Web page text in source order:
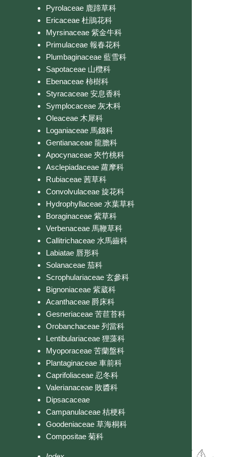
Pyrolaceae 鹿蹄草科
Ericaceae 杜鵑花科
Myrsinaceae 紫金牛科
Primulaceae 報春花科
Plumbaginaceae 藍雪科
Sapotaceae 山欖科
Ebenaceae 柿樹科
Styracaceae 安息香科
Symplocaceae 灰木科
Oleaceae 木犀科
Loganiaceae 馬錢科
Gentianaceae 龍膽科
Apocynaceae 夾竹桃科
Asclepiadaceae 蘿摩科
Rubiaceae 茜草科
Convolvulaceae 旋花科
Hydrophyllaceae 水葉草科
Boraginaceae 紫草科
Verbenaceae 馬鞭草科
Callitrichaceae 水馬齒科
Labiatae 唇形科
Solanaceae 茄科
Scrophulariaceae 玄參科
Bignoniaceae 紫葳科
Acanthaceae 爵床科
Gesneriaceae 苦苣苔科
Orobanchaceae 列當科
Lentibulariaceae 狸藻科
Myoporaceae 苦蘭盤科
Plantaginaceae 車前科
Caprifoliaceae 忍冬科
Valerianaceae 敗醬科
Dipsacaceae
Campanulaceae 桔梗科
Goodeniaceae 草海桐科
Compositae 菊科